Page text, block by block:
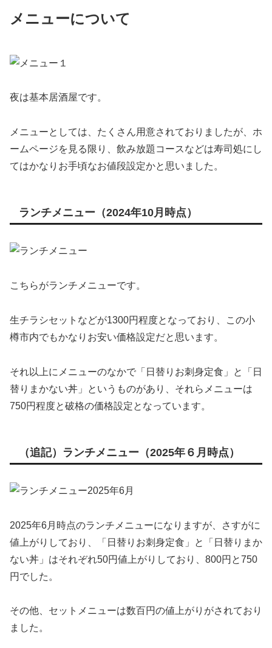
メニューについて
夜は基本居酒屋です。
メニューとしては、たくさん用意されておりましたが、ホ
ームページを見る限り、飲み放題コースなどは寿司処にし
てはかなりお手頃なお値段設定かと思いました。
ランチメニュー（2024年10月時点）
こちらがランチメニューです。
生チラシセットなどが1300円程度となっており、この小
樽市内でもかなりお安い価格設定だと思います。
それ以上にメニューのなかで「日替りお刺身定食」と「日
替りまかない丼」というものがあり、それらメニューは
750円程度と破格の価格設定となっています。
（追記）ランチメニュー（2025年６月時点）
2025年6月時点のランチメニューになりますが、さすがに
値上がりしており、「日替りお刺身定食」と「日替りまか
ない丼」はそれぞれ50円値上がりしており、800円と750
円でした。
その他、セットメニューは数百円の値上がりがされており
ました。